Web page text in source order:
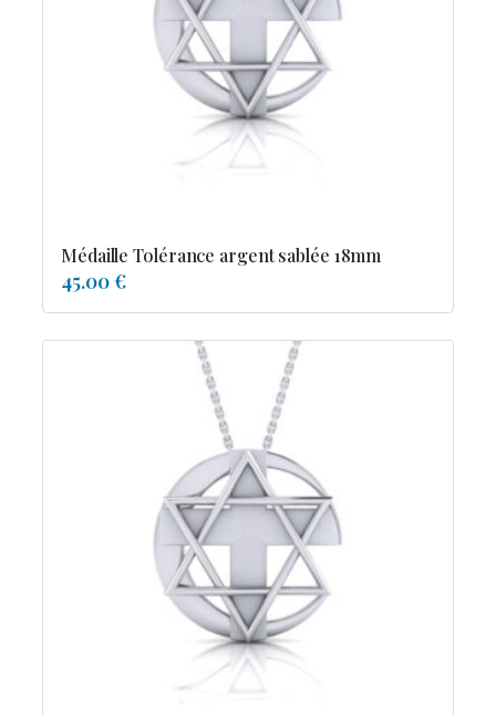
Médaille Tolérance argent sablée 18mm
45.00 €